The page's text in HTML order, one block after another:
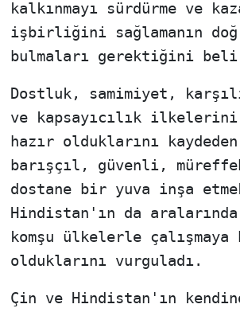
kalkınmayı sürdürme ve
işbirliğini sağlamanın
bulmaları gerektiğini
Dostluk, samimiyet,
ve kapsayıcılık ilkelerini
hazır olduklarını kaydeden
barışçıl, güvenli,
dostane bir yuva inşa
Hindistan'ın da aralarında
komşu ülkelerle çalışmaya
olduklarını vurguladı.
Çin ve Hindistan'ın